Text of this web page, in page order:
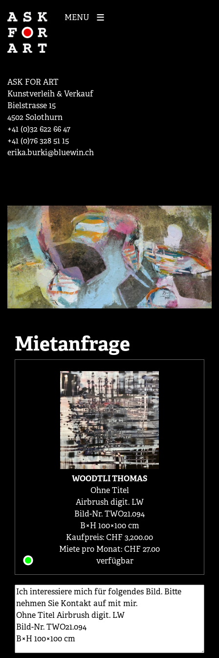
MENU
ASK FOR ART
Kunstverleih & Verkauf
Bielstrasse 15
4502 Solothurn
+41 (0)32 622 66 47
+41 (0)76 328 51 15
erika.burki@bluewin.ch
Mietanfrage
WOODTLI THOMAS
Ohne Titel
Airbrush digit. LW
Bild-Nr. TWO21.094
B×H 100×100 cm
Kaufpreis: CHF 3,200.00
Miete pro Monat: CHF 27.00
verfügbar